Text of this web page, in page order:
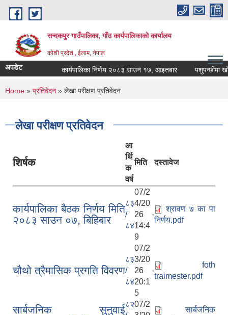
Skip to main content
सन्दकपुर गाउँपालिका, गाँउ कार्यपालिकाको कार्यालय
कोशी प्रदेश , ईलाम, नेपाल
अपडेट कार्यपालिका निर्णय २०८३ साउन १७, आइतबार पशुपन्छीमा खोप
You are here
Home » प्रतिवेदन » लेखा परीक्षण प्रतिवेदन
लेखा परीक्षण प्रतिवेदन
शिर्षक
आ
र्थि
क
वर्ष
मिति दस्तावेज
कार्यपालिका बैठक निर्णय मिति
२०८३ साउन ०७, बिहिबार
८३
/
८४
07/2
4/20
26 -
14:4
9
श्रावण ७ का पा
निर्णय.pdf
चौथो त्रैमासिक प्रगति विवरण
८३
/
८४
07/2
3/20
26 -
20:1
5
foth
traimester.pdf
सार्बजनिक सुनुवाई८२07/2
सार्बजनिक